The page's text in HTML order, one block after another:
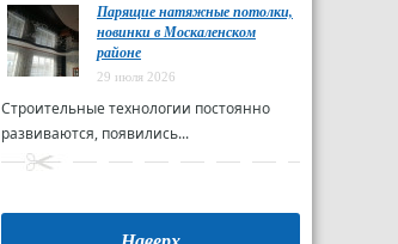
Парящие натяжные потолки,
новинки в Москаленском
районе
29 июля 2026
Строительные технологии постоянно
развиваются, появились...